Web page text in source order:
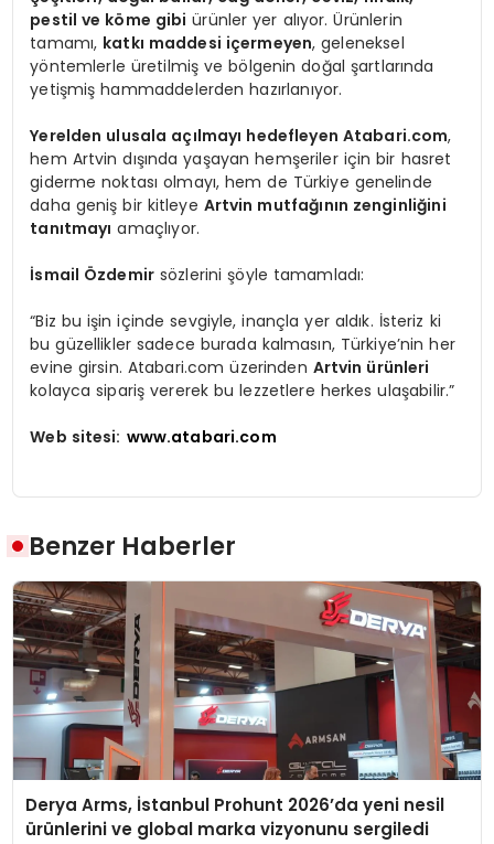
pestil ve köme gibi ürünler yer alıyor. Ürünlerin
tamamı, katkı maddesi içermeyen, geleneksel
yöntemlerle üretilmiş ve bölgenin doğal şartlarında
yetişmiş hammaddelerden hazırlanıyor.
Yerelden ulusala açılmayı hedefleyen Atabari.com,
hem Artvin dışında yaşayan hemşeriler için bir hasret
giderme noktası olmayı, hem de Türkiye genelinde
daha geniş bir kitleye Artvin mutfağının zenginliğini
tanıtmayı amaçlıyor.
İsmail Özdemir sözlerini şöyle tamamladı:
“Biz bu işin içinde sevgiyle, inançla yer aldık. İsteriz ki
bu güzellikler sadece burada kalmasın, Türkiye’nin her
evine girsin. Atabari.com üzerinden Artvin ürünleri
kolayca sipariş vererek bu lezzetlere herkes ulaşabilir.”
Web sitesi: www.atabari.com
Benzer Haberler
Derya Arms, İstanbul Prohunt 2026’da yeni nesil
ürünlerini ve global marka vizyonunu sergiledi